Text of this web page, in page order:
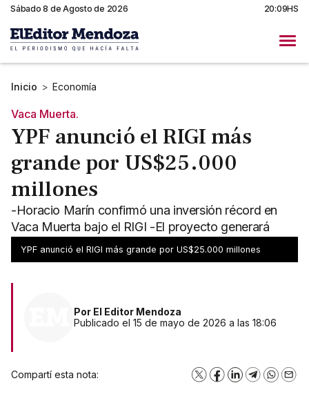
Sábado 8 de Agosto de 2026 20:09HS
Inicio > Economía
Vaca Muerta.
YPF anunció el RIGI más
grande por US$25.000
millones
-Horacio Marín confirmó una inversión récord en
Vaca Muerta bajo el RIGI -El proyecto generará
exportaciones y marca una nueva etapa energética
YPF anunció el RIGI más grande por US$25.000 millones
Por El Editor Mendoza
Publicado el 15 de mayo de 2026 a las 18:06
Compartí esta nota: X Facebook
LinkedInTelegram